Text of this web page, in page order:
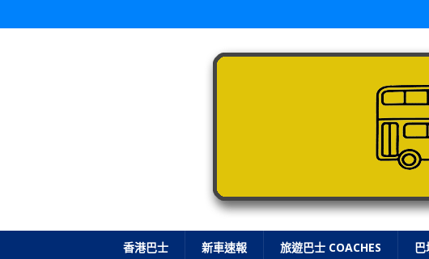
香港巴士 新車速報 旅遊巴士 COACHES 巴